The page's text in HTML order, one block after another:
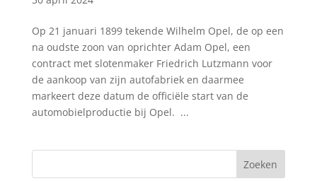
Op 21 januari 1899 tekende Wilhelm Opel, de op een
na oudste zoon van oprichter Adam Opel, een
contract met slotenmaker Friedrich Lutzmann voor
de aankoop van zijn autofabriek en daarmee
markeert deze datum de officiële start van de
automobielproductie bij Opel. ...